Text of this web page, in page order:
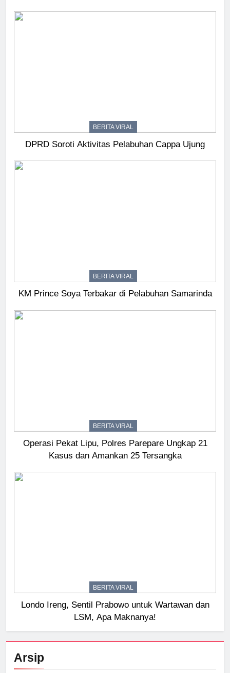
BERITA VIRAL
DPRD Soroti Aktivitas Pelabuhan Cappa Ujung
BERITA VIRAL
KM Prince Soya Terbakar di Pelabuhan Samarinda
BERITA VIRAL
Operasi Pekat Lipu, Polres Parepare Ungkap 21
Kasus dan Amankan 25 Tersangka
BERITA VIRAL
Londo Ireng, Sentil Prabowo untuk Wartawan dan
LSM, Apa Maknanya!
Arsip